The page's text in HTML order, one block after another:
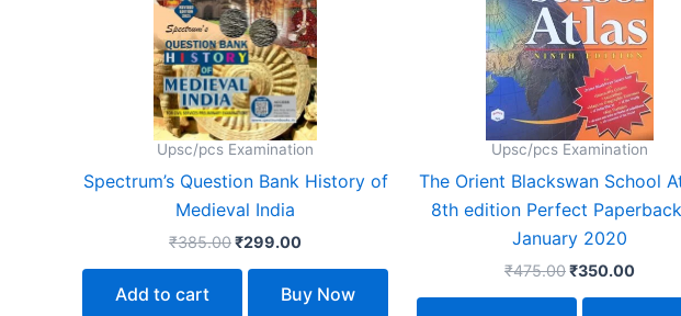
Upsc/pcs Examination
Spectrum’s Question Bank History of
Medieval India
₹385.00₹299.00
Add to cart Buy Now
Upsc/pcs Examination
The Orient Blackswan School
8th edition Perfect
January 2020
₹475.00₹350.00